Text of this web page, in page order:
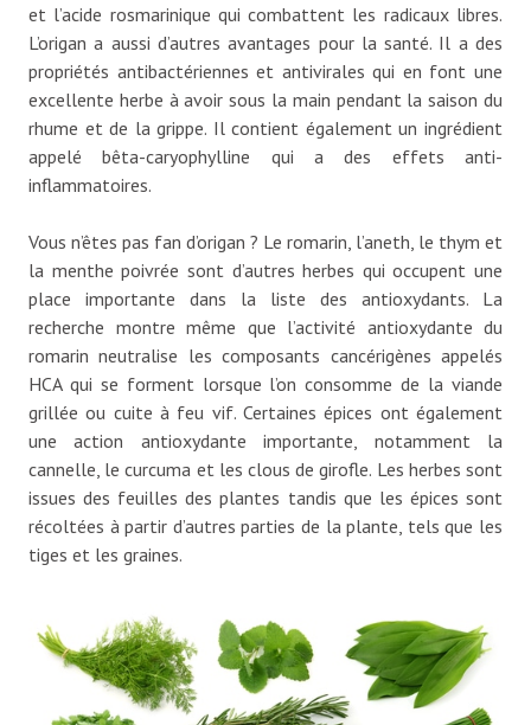
et l’acide rosmarinique qui combattent les radicaux libres.
L’origan a aussi d’autres avantages pour la santé. Il a des
propriétés antibactériennes et antivirales qui en font une
excellente herbe à avoir sous la main pendant la saison du
rhume et de la grippe. Il contient également un ingrédient
appelé bêta-caryophylline qui a des effets anti-
inflammatoires.
Vous n’êtes pas fan d’origan ? Le romarin, l’aneth, le thym et
la menthe poivrée sont d’autres herbes qui occupent une
place importante dans la liste des antioxydants. La
recherche montre même que l’activité antioxydante du
romarin neutralise les composants cancérigènes appelés
HCA qui se forment lorsque l’on consomme de la viande
grillée ou cuite à feu vif. Certaines épices ont également
une action antioxydante importante, notamment la
cannelle, le curcuma et les clous de girofle. Les herbes sont
issues des feuilles des plantes tandis que les épices sont
récoltées à partir d’autres parties de la plante, tels que les
tiges et les graines.